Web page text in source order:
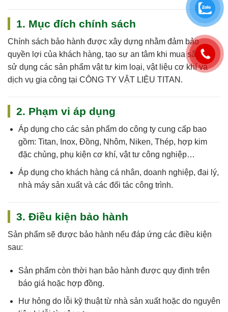
1. Mục đích chính sách
Chính sách bảo hành được xây dựng nhằm đảm bảo
quyền lợi của khách hàng, tạo sự an tâm khi mua sắm và
sử dụng các sản phẩm vật tư kim loại, vật liệu cơ khí và
dịch vụ gia công tại CÔNG TY VẬT LIỆU TITAN .
2. Phạm vi áp dụng
Áp dụng cho các sản phẩm do công ty cung cấpbao
gồm: Titan, Inox, Đồng, Nhôm, Niken, Thép, hợp kim
đặc chủng, phụ kiện cơ khí, vật tư công nghiệp…
Áp dụng cho khách hàng cá nhân, doanh nghiệp, đại lý,
nhà máy sản xuất và các đối tác công trình.
3. Điều kiện bảo hành
Sản phẩm sẽ được bảo hành nếu đáp ứng các điều kiện
sau:
Sản phẩm còn thời hạn bảo hành được quy định trên
báo giá hoặc hợp đồng.
Hư hỏng do lỗi kỹ thuậttừ nhà sản xuất hoặc do nguyên